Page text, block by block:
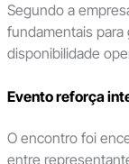
Segundo a
fundamentais
disponibilidade
Evento reforça
O encontro foi
entre